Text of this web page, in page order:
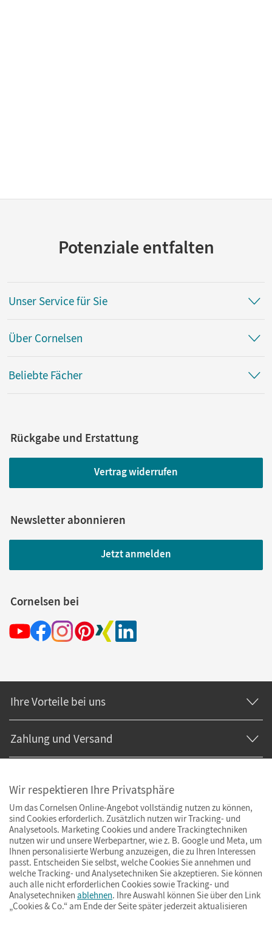
Potenziale entfalten
Unser Service für Sie
Über Cornelsen
Beliebte Fächer
Rückgabe und Erstattung
Vertrag widerrufen
Newsletter abonnieren
Jetzt anmelden
Cornelsen bei
Ihre Vorteile bei uns
Zahlung und Versand
ImpressumAGBDatenschutzBarrierefreiheitCookies & Co.
Wir respektieren Ihre Privatsphäre
Um das Cornelsen Online-Angebot vollständig nutzen zu können,
sind Cookies erforderlich. Zusätzlich nutzen wir Tracking- und
Analysetools. Marketing Cookies und andere Trackingtechniken
nutzen wir und unsere Werbepartner, wie z. B. Google und Meta, um
Ihnen personalisierte Werbung anzuzeigen, die zu Ihren Interessen
passt. Entscheiden Sie selbst, welche Cookies Sie annehmen und
welche Tracking- und Analysetechniken Sie akzeptieren. Sie können
auch alle nicht erforderlichen Cookies sowie Tracking- und
Analysetechniken ablehnen. Ihre Auswahl können Sie über den Link
„Cookies & Co.“ am Ende der Seite später jederzeit aktualisieren